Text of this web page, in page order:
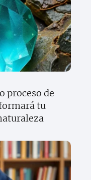
proceso de
tu